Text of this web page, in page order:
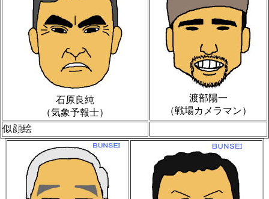
石原良純
（気象予報士）
渡部陽一
（戦場カメラマン）
似顔絵